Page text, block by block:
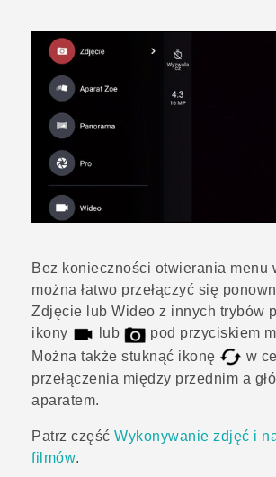
Bez konieczności otwierania menu
można łatwo przełączyć się
Zdjęcie lub Wideo z innych trybów
ikony
lub
pod przyciskiem
Można także stuknąć ikonę
w
przełączenia między przednim a
aparatem.
Patrz część Wykonywanie zdjęć i
filmów.